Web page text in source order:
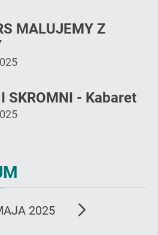
MALUJEMY Z
SKROMNI - Kabaret
2025